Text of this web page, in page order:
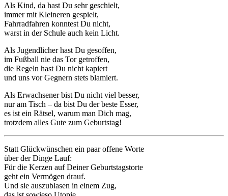
Als Kind, da hast Du sehr geschielt,
immer mit Kleineren gespielt,
Fahrradfahren konntest Du nicht,
warst in der Schule auch kein Licht.
Als Jugendlicher hast Du gesoffen,
im Fußball nie das Tor getroffen,
die Regeln hast Du nicht kapiert
und uns vor Gegnern stets blamiert.
Als Erwachsener bist Du nicht viel besser,
nur am Tisch – da bist Du der beste Esser,
es ist ein Rätsel, warum man Dich mag,
trotzdem alles Gute zum Geburtstag!
Statt Glückwünschen ein paar offene Worte
über der Dinge Lauf:
Für die Kerzen auf Deiner Geburtstagstorte
geht ein Vermögen drauf.
Und sie auszublasen in einem Zug,